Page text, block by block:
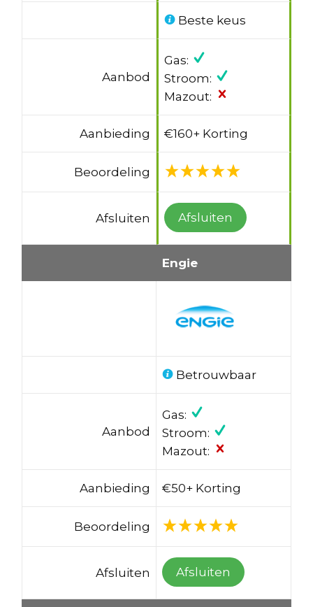
Beste keus
Aanbod
Gas:
Stroom:
Mazout:
Aanbieding €160+ Korting
Beoordeling
Afsluiten Afsluiten
Engie
Betrouwbaar
Aanbod
Gas:
Stroom:
Mazout:
Aanbieding €50+ Korting
Beoordeling
Afsluiten Afsluiten